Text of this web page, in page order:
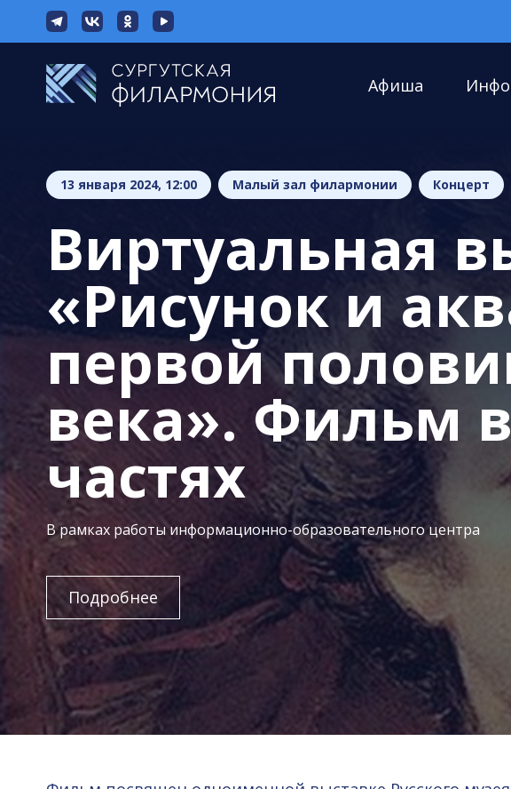
Афиша
13 января 2024, 12:00 Малый зал филармонии Концерт
Виртуальная
«Рисунок и
первой
века». Фильм
частях
В рамках работы информационно-образовательного центра
Подробнее